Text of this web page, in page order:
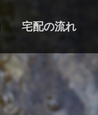
宅配の流れ